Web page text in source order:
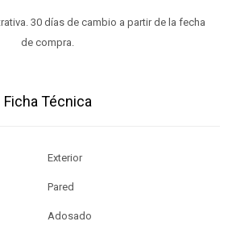
30 días de cambio a partir de la fecha
de compra.
Ficha Técnica
Exterior
Pared
Adosado